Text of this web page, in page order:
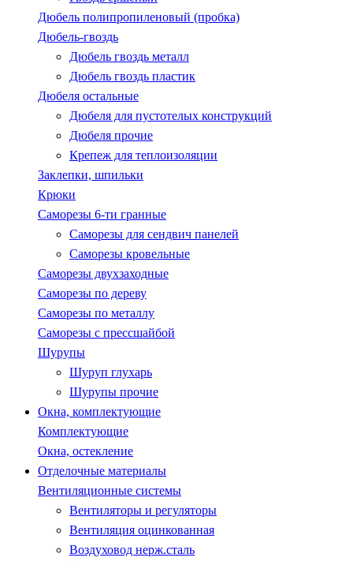
Дюбель полипропиленовый (пробка)
Дюбель-гвоздь
Дюбель гвоздь металл
Дюбель гвоздь пластик
Дюбеля остальные
Дюбеля для пустотелых конструкций
Дюбеля прочие
Крепеж для теплоизоляции
Заклепки, шпильки
Крюки
Саморезы 6-ти гранные
Саморезы для сендвич панелей
Саморезы кровельные
Саморезы двухзаходные
Саморезы по дереву
Саморезы по металлу
Саморезы с пресcшайбой
Шурупы
Шуруп глухарь
Шурупы прочие
Окна, комплектующие
Комплектующие
Окна, остекление
Отделочные материалы
Вентиляционные системы
Вентиляторы и регуляторы
Вентиляция оцинкованная
Воздуховод нерж.сталь